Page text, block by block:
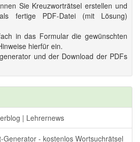
Sie Kreuzworträtsel erstellen und
fertige PDF-Datei (mit Lösung)
in das Formular die gewünschten
hierfür ein.
und der Download der PDFs